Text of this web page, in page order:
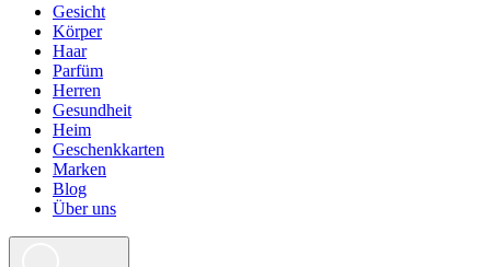
Gesicht
Körper
Haar
Parfüm
Herren
Gesundheit
Heim
Geschenkkarten
Marken
Blog
Über uns